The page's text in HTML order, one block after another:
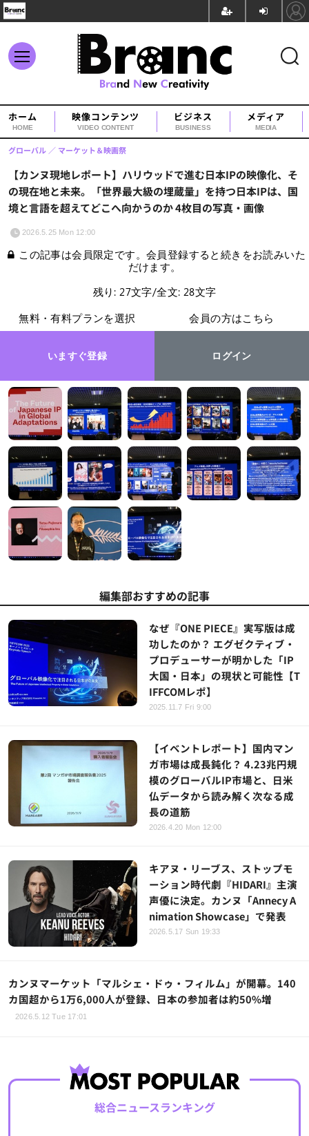
ホーム
HOME
映像コンテンツ
VIDEO CONTENT
ビジネス
BUSINESS
メディア
MEDIA
【カンヌ現地レポート】ハリウッドで進む日本IPの映像化、そ
の現在地と未来。「世界最大級の埋蔵量」を持つ日本IPは、国
境と言語を超えてどこへ向かうのか 4枚目の写真・画像
グローバル マーケット＆映画祭
2026.5.25 Mon 12:00
この記事は会員限定です。会員登録すると続きをお読みいた
だけます。
残り: 27文字/全文: 28文字
無料・有料プランを選択
いますぐ登録
会員の方はこちら
ログイン
編集部おすすめの記事
なぜ『ONE PIECE』実写版は成
功したのか？ エグゼクティブ・
プロデューサーが明かした「IP
大国・日本」の現状と可能性【T
IFFCOMレポ】
2025.11.7 Fri 9:00
【イベントレポート】国内マン
ガ市場は成長鈍化？ 4.23兆円規
模のグローバルIP市場と、日米
仏データから読み解く次なる成
長の道筋
2026.4.20 Mon 12:00
キアヌ・リーブス、ストップモ
ーション時代劇『HIDARI』主演
声優に決定。カンヌ「Annecy A
nimation Showcase」で発表
2026.5.17 Sun 19:33
カンヌマーケット「マルシェ・ドゥ・フィルム」が開幕。140
カ国超から1万6,000人が登録、日本の参加者は約50%増
2026.5.12 Tue 17:01
総合ニュースランキング